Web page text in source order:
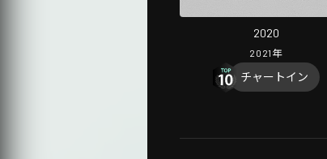
2020
2021 年
チャートイン